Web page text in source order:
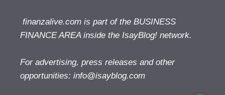
finanzalive.com is part of the BUSINESS
FINANCE AREA inside the IsayBlog! network.
For advertising, press releases and other
opportunities: info@isayblog.com